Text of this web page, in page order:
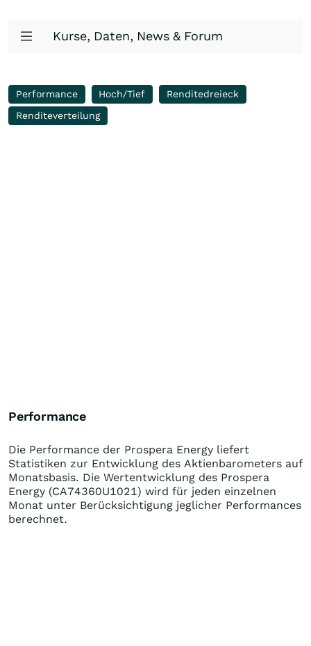
Kurse, Daten, News & Forum
Performance Hoch/Tief
Renditedreieck
Renditeverteilung
Performance
Die Performance der Prospera Energy liefert
Statistiken zur Entwicklung des Aktienbarometers auf
Monatsbasis. Die Wertentwicklung des Prospera
Energy (CA74360U1021) wird für jeden einzelnen
Monat unter Berücksichtigung jeglicher Performances
berechnet.